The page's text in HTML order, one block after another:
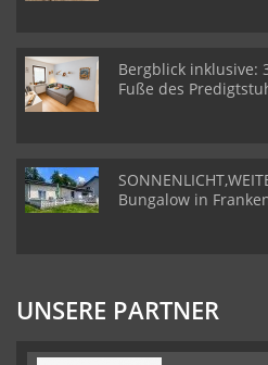
Bergblick inklusive:
Fuße des
Bungalow in
UNSERE PARTNER